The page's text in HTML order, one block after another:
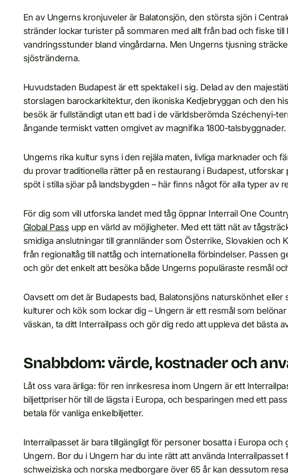
En av Ungerns kronjuveler är Balatonsjön, den största sjön i
stränder lockar turister på sommaren med allt från bad och fiske till
vandringsstunder bland vingårdarna. Men Ungerns tjusning
sjöstränderna.
Huvudstaden Budapest är ett spektakel i sig. Delad av den
storslagen barockarkitektur, den ikoniska Kedjebryggan och den
besök är fullständigt utan ett bad i de världsberömda Széchenyi-
ångande termiskt vatten omgivet av magnifika 1800-talsbyggnader.
Ungerns rika kultur syns i den rejäla maten, livliga marknader och
du provar traditionella rätter på en restaurang i Budapest,
spöt i stilla sjöar på landsbygden – här finns något för alla typer av
För dig som vill utforska landet med tåg öppnar Interrail One
Global Pass upp en värld av möjligheter. Med ett tätt nät av
smidiga anslutningar till grannländer som Österrike, Slovakien och
från regionaltåg till nattåg och internationella förbindelser. Passen
och gör det enkelt att besöka både Ungerns populäraste resmål
Oavsett om det är Budapests bad, Balatonsjöns naturskönhet eller
kulturer och kök som lockar dig – Ungern är ett resmål som
väskan, ta ditt Interrailpass och gör dig redo att uppleva det bästa
Snabbdom: värde, kostnader och
Låt oss vara ärliga: för ren inrikesresa inom Ungern är ett
biljettpriser hör till de lägsta i Europa, och besparingen med ett
betala för vanliga enkelbiljetter.
Interrailpasset är bara tillgängligt för personer bosatta i Europa
Ungern. Bor du i Ungern har du inte rätt att använda Interrailpasset
schweiziska och norska medborgare över 65 år kan dessutom